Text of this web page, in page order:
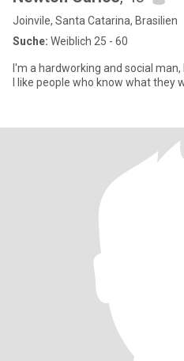
Joinvile, Santa Catarina, Brasilien
Suche: Weiblich 25 - 60
I'm a hardworking and social
I like people who know what they